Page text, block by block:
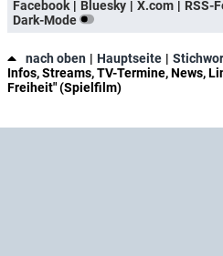
Facebook
Bluesky X.com RSS-
Dark-Mode
nach oben Hauptseite
Infos, Streams, TV-Termine, News,
Freiheit" (Spielfilm)